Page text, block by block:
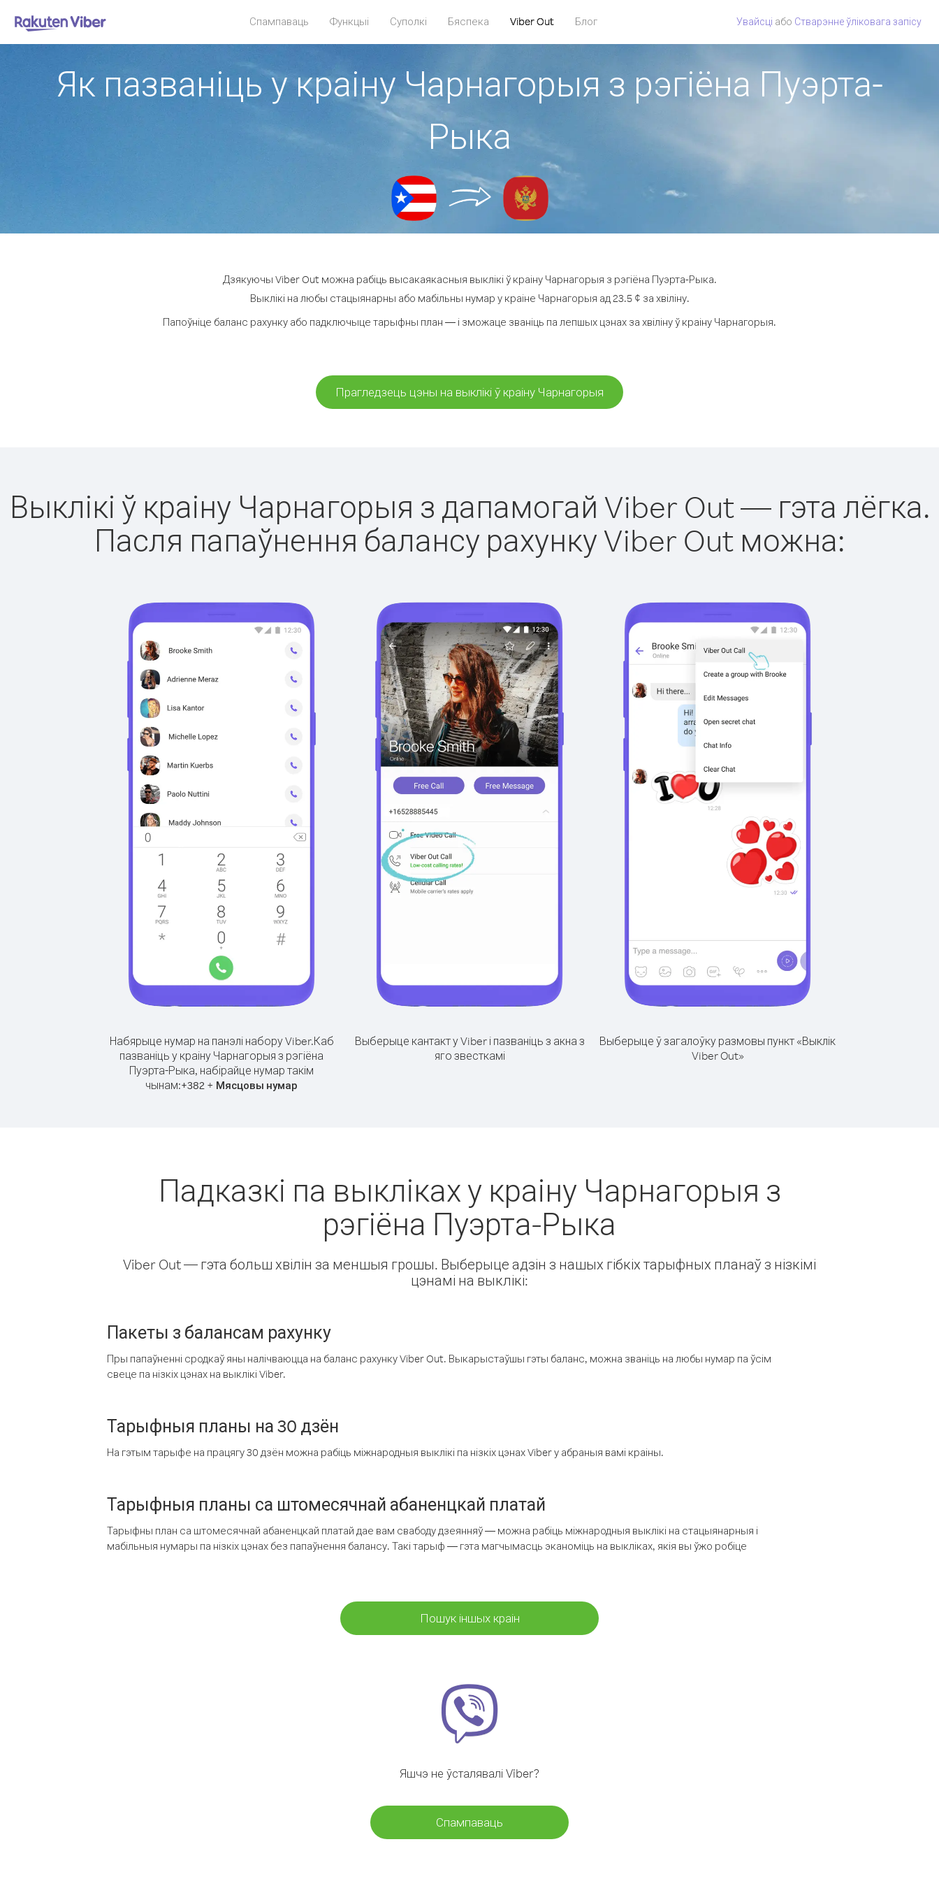
Спампаваць Функцыі Суполкі Бяспека Viber Out Блог Увайсці або Стварэнне ўліковага запісу
Як пазваніць у краіну Чарнагорыя з рэгіёна Пуэрта-
Рыка
Дзякуючы Viber Out можна рабіць высакаякасныя выклікі ў краіну Чарнагорыя з рэгіёна Пуэрта-Рыка.
Выклікі на любы стацыянарны або мабільны нумар у краіне Чарнагорыя ад 23.5 ¢ за хвіліну.
Папоўніце баланс рахунку або падключыце тарыфны план — і зможаце званіць па лепшых цэнах за хвіліну ў краіну Чарнагорыя.
Прагледзець цэны на выклікі ў краіну Чарнагорыя
Выклікі ў краіну Чарнагорыя з дапамогай Viber Out — гэта лёгка.
Пасля папаўнення балансу рахунку Viber Out можна:
Набярыце нумар на панэлі набору Viber.Каб
пазваніць у краіну Чарнагорыя з рэгіёна
Пуэрта-Рыка, набірайце нумар такім
чынам:+382 + Мясцовы нумар
Выберыце кантакт у Viber і пазваніць з акна з
яго звесткамі
Выберыце ў загалоўку размовы пункт «Выклік
Viber Out»
Падказкі па выкліках у краіну Чарнагорыя з
рэгіёна Пуэрта-Рыка
Viber Out — гэта больш хвілін за меншыя грошы. Выберыце адзін з нашых гібкіх тарыфных планаў з нізкімі
цэнамі на выклікі:
Пакеты з балансам рахунку
Пры папаўненні сродкаў яны налічваюцца на баланс рахунку Viber Out. Выкарыстаўшы гэты баланс, можна званіць на любы нумар па ўсім
свеце па нізкіх цэнах на выклікі Viber.
Тарыфныя планы на 30 дзён
На гэтым тарыфе на працягу 30 дзён можна рабіць міжнародныя выклікі па нізкіх цэнах Viber у абраныя вамі краіны.
Тарыфныя планы са штомесячнай абаненцкай платай
Тарыфны план са штомесячнай абаненцкай платай дае вам свабоду дзеянняў — можна рабіць міжнародныя выклікі на стацыянарныя і
мабільныя нумары па нізкіх цэнах без папаўнення балансу. Такі тарыф — гэта магчымасць эканоміць на выкліках, якія вы ўжо робіце
Пошук іншых краін
Яшчэ не ўсталявалі Viber?
Спампаваць